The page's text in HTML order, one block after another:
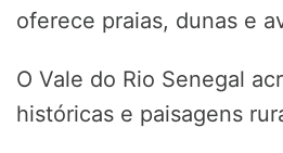
oferece praias, dunas e
O Vale do Rio Senegal
históricas e paisagens